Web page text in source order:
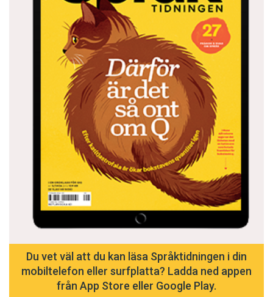
Du vet väl att du kan läsa Språktidningen i din
mobiltelefon eller surfplatta? Ladda ned appen
från App Store eller Google Play.